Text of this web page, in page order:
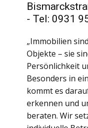
- Tel: 0931
„Immobilien
Objekte – sie
Persönlichkeit
Besonders in
kommt es
erkennen und
beraten. Wir